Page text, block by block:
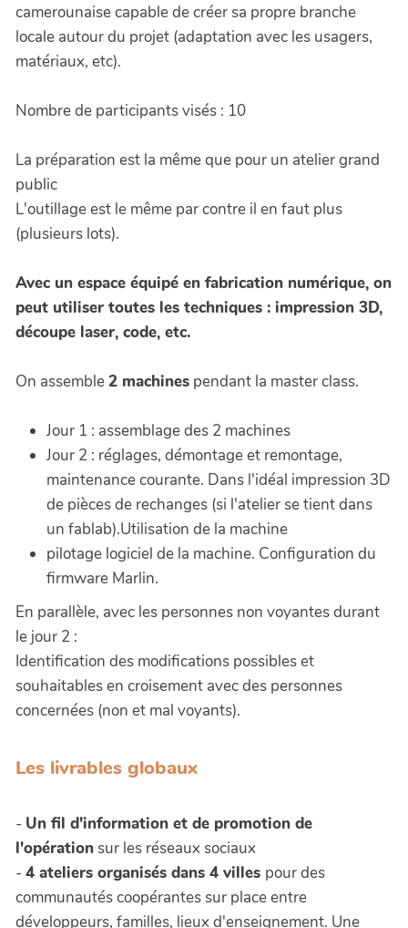
camerounaise capable de créer sa propre branche
locale autour du projet (adaptation avec les usagers,
matériaux, etc).
Nombre de participants visés : 10
La préparation est la même que pour un atelier grand
public
L'outillage est le même par contre il en faut plus
(plusieurs lots).
Avec un espace équipé en fabrication numérique, on
peut utiliser toutes les techniques : impression 3D,
découpe laser, code, etc.
On assemble2 machines pendant la master class.
Jour 1 : assemblage des 2 machines
Jour 2 : réglages, démontage et remontage,
maintenance courante. Dans l'idéal impression 3D
de pièces de rechanges (si l'atelier se tient dans
un fablab).Utilisation de la machine
pilotage logiciel de la machine. Configuration du
firmware Marlin.
En parallèle, avec les personnes non voyantes durant
le jour 2 :
Identification des modifications possibles et
souhaitables en croisement avec des personnes
concernées (non et mal voyants).
Les livrables globaux
- Un fil d'information et de promotion de
l'opérationsur les réseaux sociaux
- 4 ateliers organisés dans 4 villes pour des
communautés coopérantes sur place entre
développeurs, familles, lieux d'enseignement. Une